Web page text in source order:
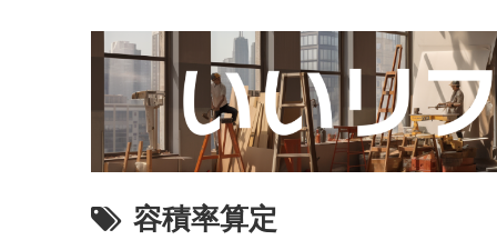
容積率算定